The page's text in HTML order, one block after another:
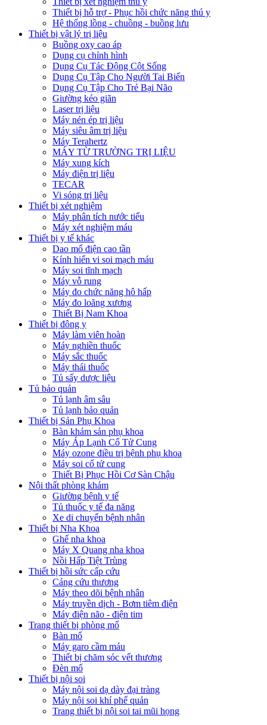
Thiết bị hỗ trợ - Phục hồi chức năng thú y
Hệ thống lồng - chuồng - buồng lưu
Thiết bị vật lý trị liệu
Buồng oxy cao áp
Dụng cụ chỉnh hình
Dụng Cụ Tác Động Cột Sống
Dụng Cụ Tập Cho Người Tai Biến
Dụng Cụ Tập Cho Trẻ Bại Não
Giường kéo giãn
Laser trị liệu
Máy nén ép trị liệu
Máy siêu âm trị liệu
Máy Terahertz
MÁY TỪ TRƯỜNG TRỊ LIỆU
Máy xung kích
Máy điện trị liệu
TECAR
Vi sóng trị liệu
Thiết bị xét nghiệm
Máy phân tích nước tiểu
Máy xét nghiệm máu
Thiết bị y tế khác
Dao mổ điện cao tần
Kính hiển vi soi mạch máu
Máy soi tĩnh mạch
Máy vỗ rung
Máy đo chức năng hô hấp
Máy đo loãng xương
Thiết Bị Nam Khoa
Thiết bị đông y
Máy làm viên hoàn
Máy nghiền thuốc
Máy sắc thuốc
Máy thái thuốc
Tủ sấy dược liệu
Tủ bảo quản
Tủ lạnh âm sâu
Tủ lạnh bảo quản
Thiết bị Sản Phụ Khoa
Bàn khám sản phụ khoa
Máy Áp Lạnh Cổ Tử Cung
Máy ozone điều trị bệnh phụ khoa
Máy soi cổ tử cung
Thiết Bị Phục Hồi Cơ Sàn Chậu
Nội thất phòng khám
Giường bệnh y tế
Tủ thuốc y tế đa năng
Xe di chuyển bệnh nhân
Thiết bị Nha Khoa
Ghế nha khoa
Máy X Quang nha khoa
Nồi Hấp Tiệt Trùng
Thiết bị hồi sức cấp cứu
Cáng cứu thương
Máy theo dõi bệnh nhân
Máy truyền dịch - Bơm tiêm điện
Máy điện não - điện tim
Trang thiết bị phòng mổ
Bàn mổ
Máy garo cầm máu
Thiết bị chăm sóc vết thương
Đèn mổ
Thiết bị nội soi
Máy nội soi dạ dày đại tràng
Máy nội soi khí phế quản
Trang thiết bị nội soi tai mũi họng